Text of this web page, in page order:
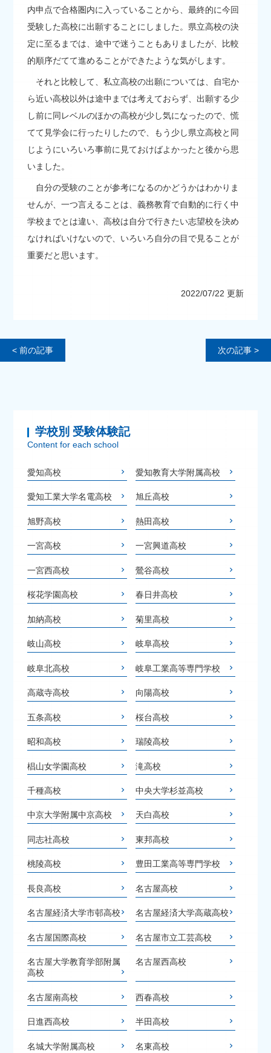
内申点で合格圏内に入っていることから、最終的に今回
受験した高校に出願することにしました。県立高校の決
定に至るまでは、途中で迷うこともありましたが、比較
的順序だてて進めることができたような気がします。
それと比較して、私立高校の出願については、自宅か
ら近い高校以外は途中までは考えておらず、出願する少
し前に同レベルのほかの高校が少し気になったので、慌
てて見学会に行ったりしたので、もう少し県立高校と同
じようにいろいろ事前に見ておけばよかったと後から思
いました。
自分の受験のことが参考になるのかどうかはわかりま
せんが、一つ言えることは、義務教育で自動的に行く中
学校までとは違い、高校は自分で行きたい志望校を決め
なければいけないので、いろいろ自分の目で見ることが
重要だと思います。
2022/07/22 更新
< 前の記事 次の記事 >
学校別 受験体験記
Content for each school
愛知高校 愛知教育大学附属高校
愛知工業大学名電高校 旭丘高校
旭野高校 熱田高校
一宮高校 一宮興道高校
一宮西高校 鶯谷高校
桜花学園高校 春日井高校
加納高校 菊里高校
岐山高校 岐阜高校
岐阜北高校 岐阜工業高等専門学校
高蔵寺高校 向陽高校
五条高校 桜台高校
昭和高校 瑞陵高校
椙山女学園高校 滝高校
千種高校 中央大学杉並高校
中京大学附属中京高校 天白高校
同志社高校 東邦高校
桃陵高校 豊田工業高等専門学校
長良高校 名古屋高校
名古屋経済大学市邨高校 名古屋経済大学高蔵高校
名古屋国際高校 名古屋市立工芸高校
名古屋大学教育学部附属
高校
名古屋西高校
名古屋南高校 西春高校
日進西高校 半田高校
名城大学附属高校 名東高校